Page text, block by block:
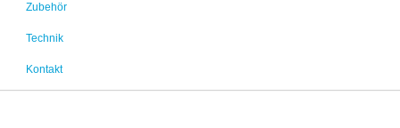
Zubehör
Technik
Kontakt